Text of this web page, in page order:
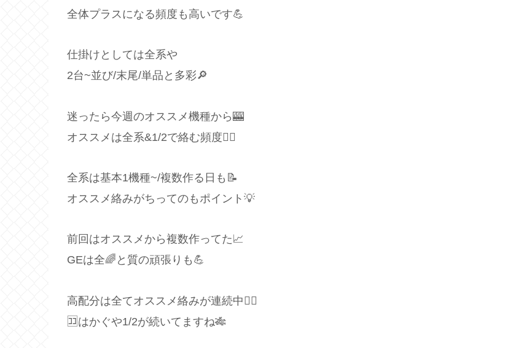
全体プラスになる頻度も高いです💪
仕掛けとしては全系や
2台~並び/末尾/単品と多彩🔎
迷ったら今週のオススメ機種から🎰
オススメは全系&1/2で絡む頻度🙆‍♂️
全系は基本1機種~/複数作る日も📝
オススメ絡みがちってのもポイント💡
前回はオススメから複数作ってた📈
GEは全🌈と質の頑張りも💪
高配分は全てオススメ絡みが連続中🙋‍♂️
🈁はかぐや1/2が続いてますね🎋